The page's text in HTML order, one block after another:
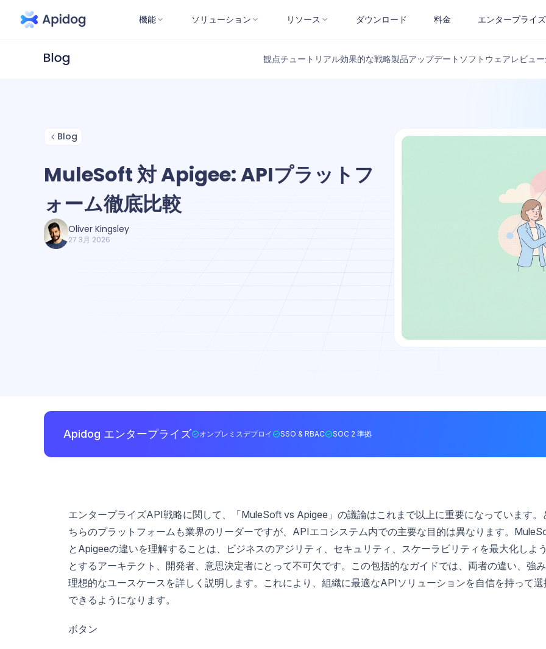
機能 ソリューション リソース ダウンロード 料金 エンタープライズ
観点チュートリアル効果的な戦略製品アップデート ソフトウェアレビュー
Blog
MuleSoft 対 Apigee: APIプラットフ
ォーム徹底比較
Oliver Kingsley
27 3月 2026
Apidog エンタープライズ オンプレミスデプロイ SSO & RBAC SOC 2 準拠
エンタープライズAPI戦略に関して、「MuleSoft vs Apigee」の議論はこれまで以上に重要になっています。
ちらのプラットフォームも業界のリーダーですが、APIエコシステム内での主要な目的は異なります。
とApigeeの違いを理解することは、ビジネスのアジリティ、セキュリティ、スケーラビリティを最大化しよう
とするアーキテクト、開発者、意思決定者にとって不可欠です。この包括的なガイドでは、両者の違い、強み
理想的なユースケースを詳しく説明します。これにより、組織に最適なAPIソリューションを自信を持って選
できるようになります。
ボタン